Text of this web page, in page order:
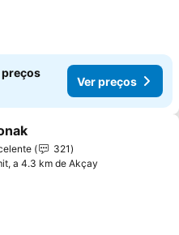
preços
Ver preços
aos favoritos
321
a 4.3 km de Akçay